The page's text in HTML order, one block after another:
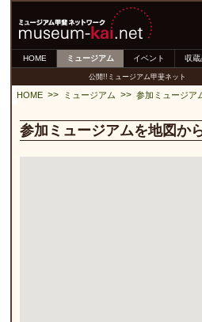
HOME ミュージアム イベント 収蔵
公開!!ミュージアム甲斐ネット
HOME >> ミュージアム >> 参加ミュージア
参加ミュージアムを地図か